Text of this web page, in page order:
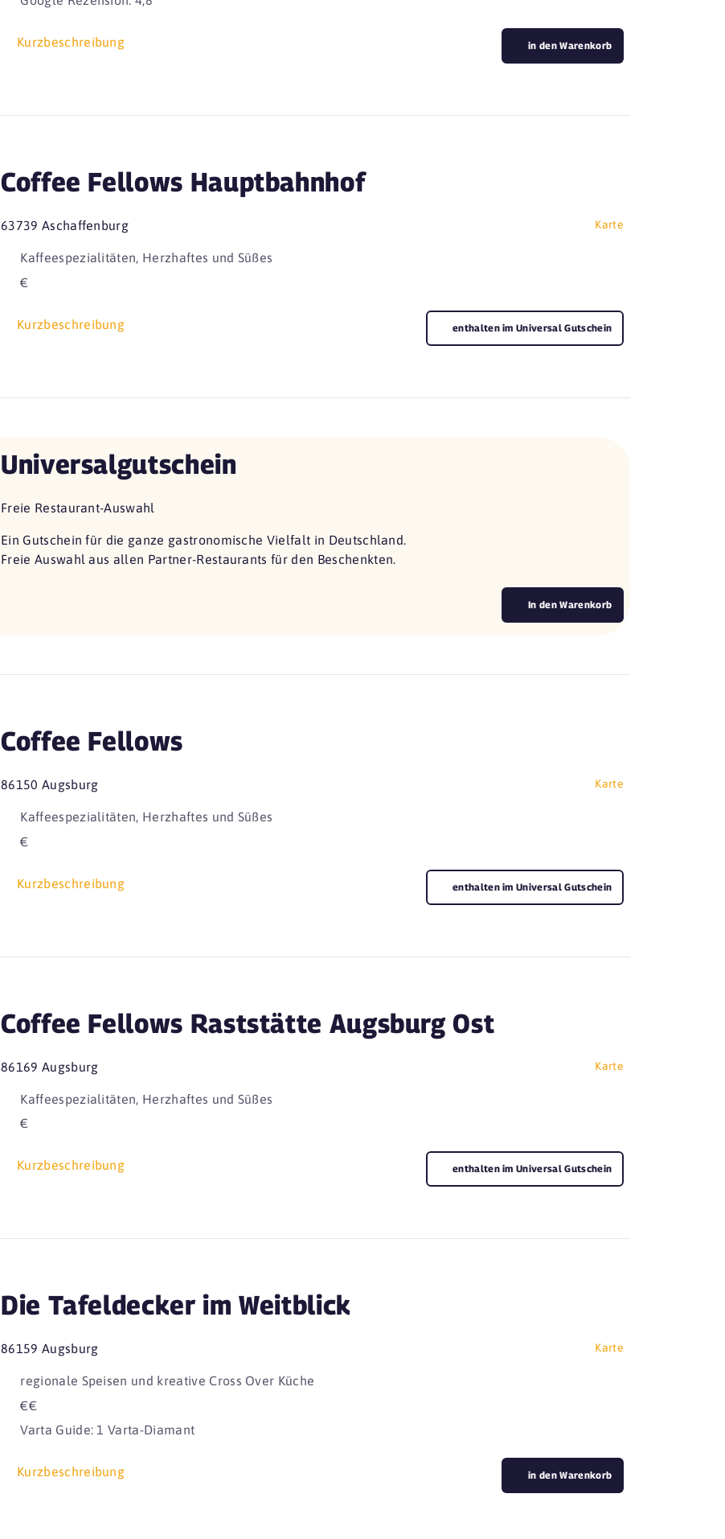
Kurzbeschreibung in den Warenkorb
Coffee Fellows Hauptbahnhof
63739 Aschaffenburg Karte
Kaffeespezialitäten, Herzhaftes und Süßes
€
Kurzbeschreibung enthalten im Universal Gutschein
Universalgutschein
Freie Restaurant-Auswahl
Ein Gutschein für die ganze gastronomische Vielfalt in Deutschland.
Freie Auswahl aus allen Partner-Restaurants für den Beschenkten.
In den Warenkorb
Coffee Fellows
86150 Augsburg Karte
Kaffeespezialitäten, Herzhaftes und Süßes
€
Kurzbeschreibung enthalten im Universal Gutschein
Coffee Fellows Raststätte Augsburg Ost
86169 Augsburg Karte
Kaffeespezialitäten, Herzhaftes und Süßes
€
Kurzbeschreibung enthalten im Universal Gutschein
Die Tafeldecker im Weitblick
86159 Augsburg Karte
regionale Speisen und kreative Cross Over Küche
€€
Varta Guide: 1 Varta-Diamant
Kurzbeschreibung in den Warenkorb